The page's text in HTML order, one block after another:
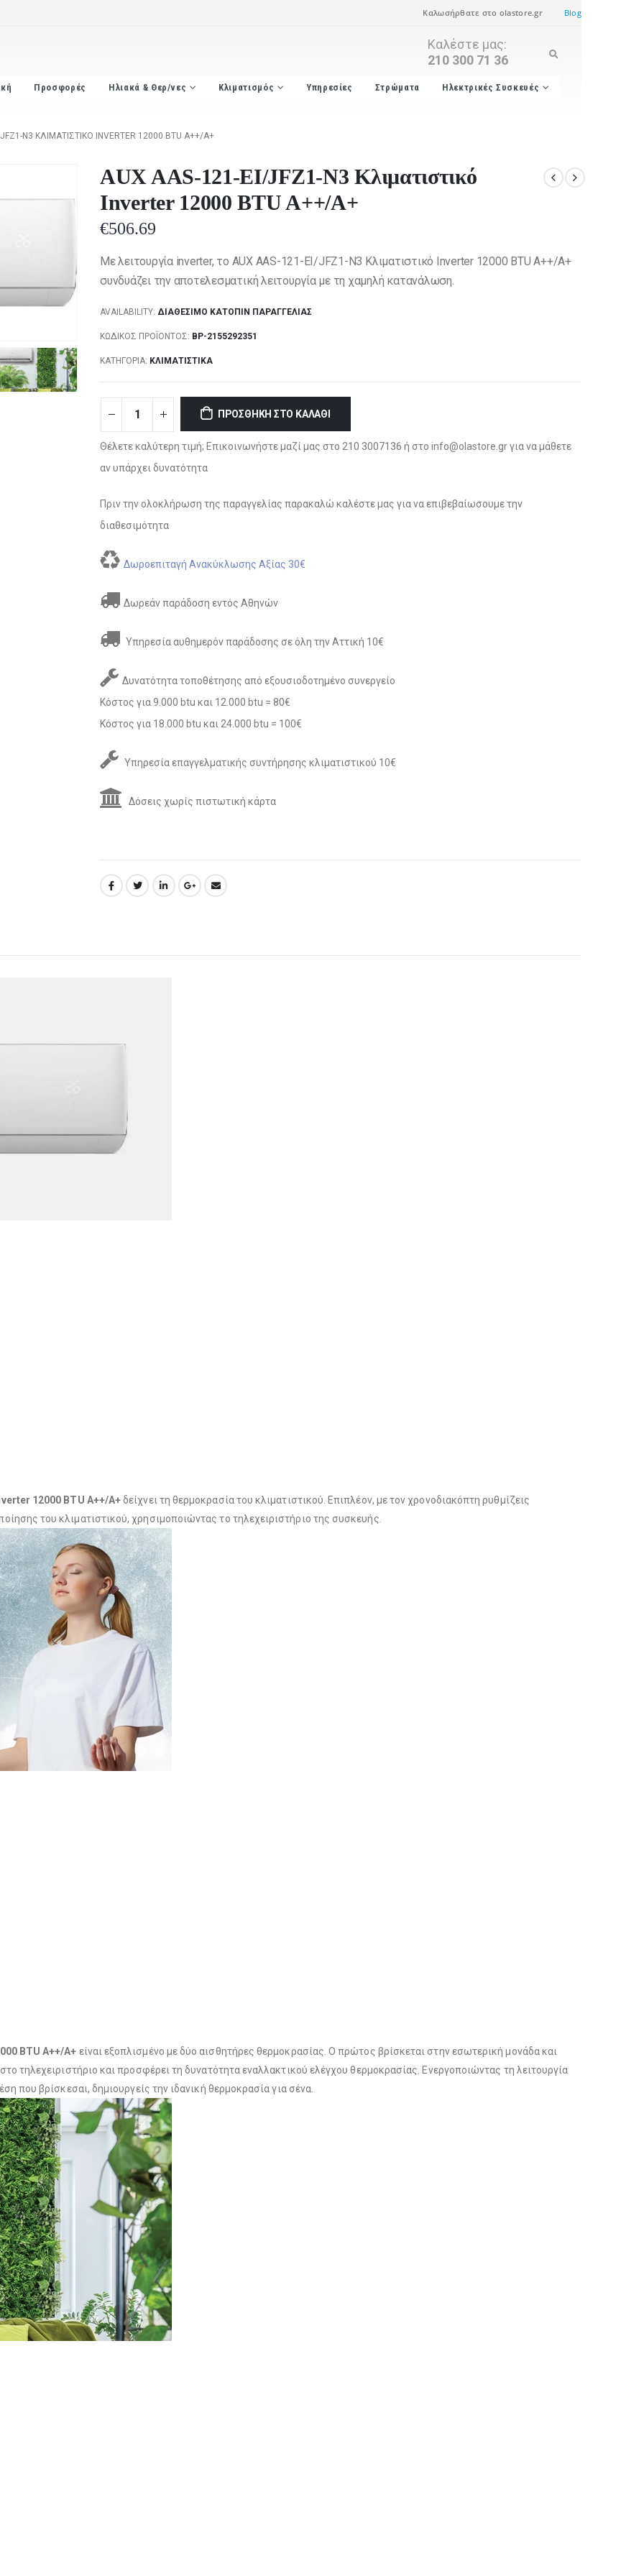
Καλωσήρθατε στο olastore.gr Blog
Καλέστε μας:
210 300 71 36
Προσφορές Ηλιακά & Θερ/νες Κλιματισμός Υπηρεσίες Στρώματα Ηλεκτρικές Συσκευές
N3 ΚΛΙΜΑΤΙΣΤΙΚΌ INVERTER 12000 BTU A++/A+
AUX AAS-121-EI/JFZ1-N3 Κλιματιστικό
Inverter 12000 BTU A++/A+
€506.69
Με λειτουργία inverter, το AUX AAS-121-EI/JFZ1-N3 Κλιματιστικό Inverter 12000 BTU A++/A+
συνδυάζει την αποτελεσματική λειτουργία με τη χαμηλή κατανάλωση.
AVAILABILITY: ΔΙΑΘΈΣΙΜΟ ΚΑΤΌΠΙΝ ΠΑΡΑΓΓΕΛΊΑΣ
ΚΩΔΙΚΌΣ ΠΡΟΪΌΝΤΟΣ: BP-2155292351
ΚΑΤΗΓΟΡΊΑ: ΚΛΙΜΑΤΙΣΤΙΚΆ
ΠΡΟΣΘΉΚΗ ΣΤΟ ΚΑΛΆΘΙ
Θέλετε καλύτερη τιμή; Επικοινωνήστε μαζί μας στο 210 3007136 ή στο info@olastore.gr για να μάθετε
αν υπάρχει δυνατότητα
Πριν την ολοκλήρωση της παραγγελίας παρακαλώ καλέστε μας για να επιβεβαίωσουμε την
διαθεσιμότητα
Δωροεπιταγή Ανακύκλωσης Αξίας 30€
Δωρεάν παράδοση εντός Αθηνών
Υπηρεσία αυθημερόν παράδοσης σε όλη την Αττική 10€
Δυνατότητα τοποθέτησης από εξουσιοδοτημένο συνεργείο
Κόστος για 9.000 btu και 12.000 btu = 80€
Κόστος για 18.000 btu και 24.000 btu = 100€
Υπηρεσία επαγγελματικής συντήρησης κλιματιστικού 10€
Δόσεις χωρίς πιστωτική κάρτα
12000 BTU A++/A+δείχνει τη θερμοκρασία του κλιματιστικού. Επιπλέον, με τον χρονοδιακόπτη ρυθμίζεις
του κλιματιστικού, χρησιμοποιώντας το τηλεχειριστήριο της συσκευής.
BTU A++/A+ είναι εξοπλισμένο με δύο αισθητήρες θερμοκρασίας. O πρώτος βρίσκεται στην εσωτερική μονάδα και
τηλεχειριστήριο και προσφέρει τη δυνατότητα εναλλακτικού ελέγχου θερμοκρασίας. Ενεργοποιώντας τη λειτουργία
που βρίσκεσαι, δημιουργείς την ιδανική θερμοκρασία για σένα.